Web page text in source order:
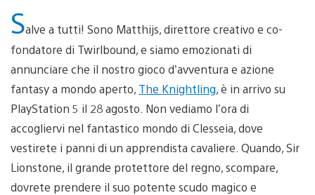
Salve a tutti! Sono Matthijs, direttore creativo e co-
fondatore di Twirlbound, e siamo emozionati di
annunciare che il nostro gioco d’avventura e azione
fantasy a mondo aperto, The Knightling, è in arrivo su
PlayStation 5 il 28 agosto. Non vediamo l’ora di
accogliervi nel fantastico mondo di Clesseia, dove
vestirete i panni di un apprendista cavaliere. Quando, Sir
Lionstone, il grande protettore del regno, scompare,
dovrete prendere il suo potente scudo magico e